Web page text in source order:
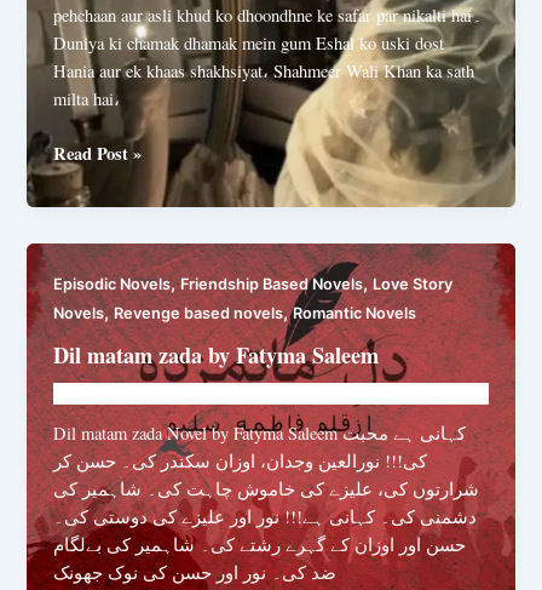
pehchaan aur asli khud ko dhoondhne ke safar par nikalti hai۔
Duniya ki chamak dhamak mein gum Eshal ko uski dost
Hania aur ek khaas shakhsiyat، Shahmeer Wali Khan ka sath
milta hai،
Dil
Ky
Ainay
Zainab
Ahsan
Read Post »
Episodic Novels,Friendship Based Novels,Love Story
Novels,Revenge based novels,Romantic Novels
Dil matam zada by Fatyma Saleem
Dil matam zada Novel by Fatyma Saleem کہانی ہے محبت
کی!!! نورالعین وجدان، اوزان سکندر کی۔ حسن کر
شرارتوں کی، علیزے کی خاموش چاہت کی۔ شاہمیر کی
دشمنی کی۔ کہانی ہے!!! نور اور علیزے کی دوستی کی۔
حسن اور اوزان کے گہرے رشتے کی۔ شاہمیر کی بےلگام
ضد کی۔ نور اور حسن کی نوک جھونک